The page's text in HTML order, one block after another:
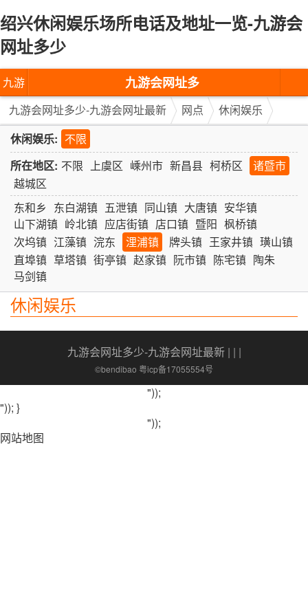
绍兴休闲娱乐场所电话及地址一览-九游会
网址多少
九游
会网
址多
少-九
游会
网址
最新
九游会网址多
少-九游会网址
九游会网址多少-九游会网址最新 网点
休闲娱乐
休闲娱乐: 不限
所在地区: 不限 上虞区 嵊州市 新昌县 柯桥区
诸暨市
越城区
东和乡 东白湖镇 五泄镇 同山镇 大唐镇 安华镇
山下湖镇 岭北镇 应店街镇 店口镇 暨阳 枫桥镇
次坞镇 江藻镇 浣东 浬浦镇 牌头镇 王家井镇 璜山镇
直埠镇 草塔镇 街亭镇 赵家镇 阮市镇 陈宅镇 陶朱
马剑镇
休闲娱乐
九游会网址多少-九游会网址最新| | |
©bendibao 粤icp备17055554号
"));
")); }
"));
网站地图